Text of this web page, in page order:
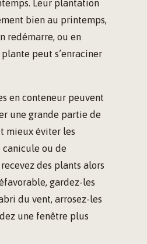
Leur plantation
bien au printemps,
redémarre, ou en
peut s’enraciner
en conteneur peuvent
une grande partie de
mieux éviter les
canicule ou de
des plants alors
gardez-les
du vent, arrosez-les
une fenêtre plus